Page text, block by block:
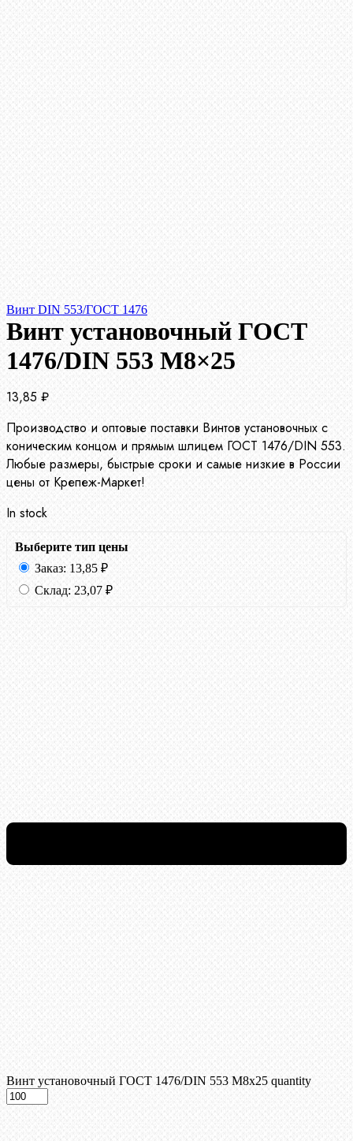
Винт DIN 553/ГОСТ 1476
Винт установочный ГОСТ
1476/DIN 553 М8×25
13,85 ₽
Производство и оптовые поставки Винтов установочных с
коническим концом и прямым шлицем ГОСТ 1476/DIN 553.
Любые размеры, быстрые сроки и самые низкие в России
цены от Крепеж-Маркет!
In stock
Выберите тип цены
Заказ: 13,85 ₽
Склад: 23,07 ₽
Винт установочный ГОСТ 1476/DIN 553 М8x25 quantity